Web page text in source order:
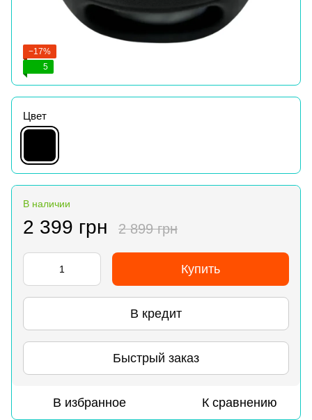
−17%
5
Цвет
В наличии
2 399 грн 2 899 грн
Купить
В кредит
Быстрый заказ
В избранное К сравнению